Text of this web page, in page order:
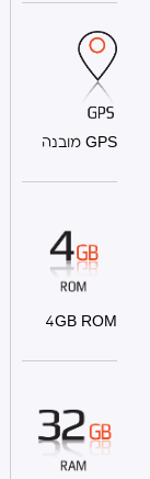
GPS מובנה
4GB ROM